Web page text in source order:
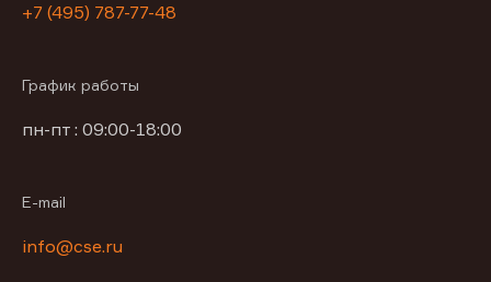
+7 (495) 787-77-48
График работы
пн-пт : 09:00-18:00
E-mail
info@cse.ru